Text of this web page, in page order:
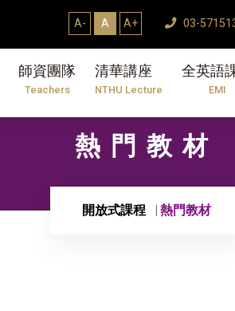
A- A A+ 03-
師資團隊
Teachers
清華講座
NTHU Lecture
全英語
EMI
熱門教材
開放式課程 熱門教材